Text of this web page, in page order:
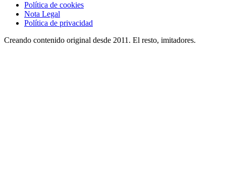
Política de cookies
Nota Legal
Política de privacidad
Creando contenido original desde 2011. El resto, imitadores.